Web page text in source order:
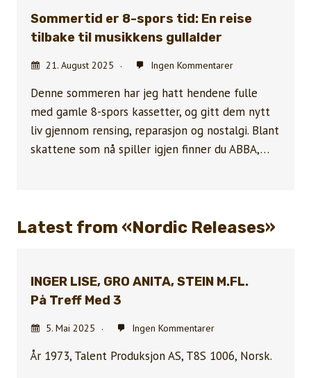
Sommertid er 8-spors tid: En reise
tilbake til musikkens gullalder
21. August 2025 Ingen Kommentarer
Denne sommeren har jeg hatt hendene fulle
med gamle 8-spors kassetter, og gitt dem nytt
liv gjennom rensing, reparasjon og nostalgi. Blant
skattene som nå spiller igjen finner du ABBA,…
Latest from «Nordic Releases»
INGER LISE, GRO ANITA, STEIN M.FL.
På Treff Med 3
5. Mai 2025 Ingen Kommentarer
År 1973, Talent Produksjon AS, T8S 1006, Norsk.